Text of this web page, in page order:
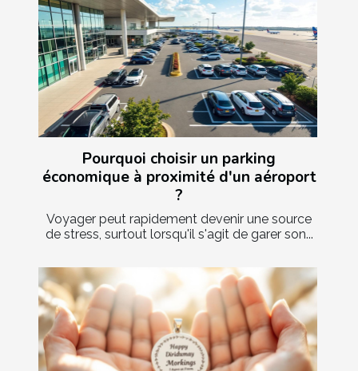
Pourquoi choisir un parking
économique à proximité d'un aéroport
?
Voyager peut rapidement devenir une source
de stress, surtout lorsqu'il s'agit de garer son...